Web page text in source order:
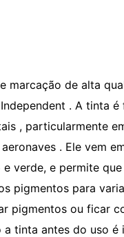
marcação de alta
. A tinta é
, particularmente
. Ele vem
e verde, e permite
pigmentos para
pigmentos ou ficar
a tinta antes do uso é